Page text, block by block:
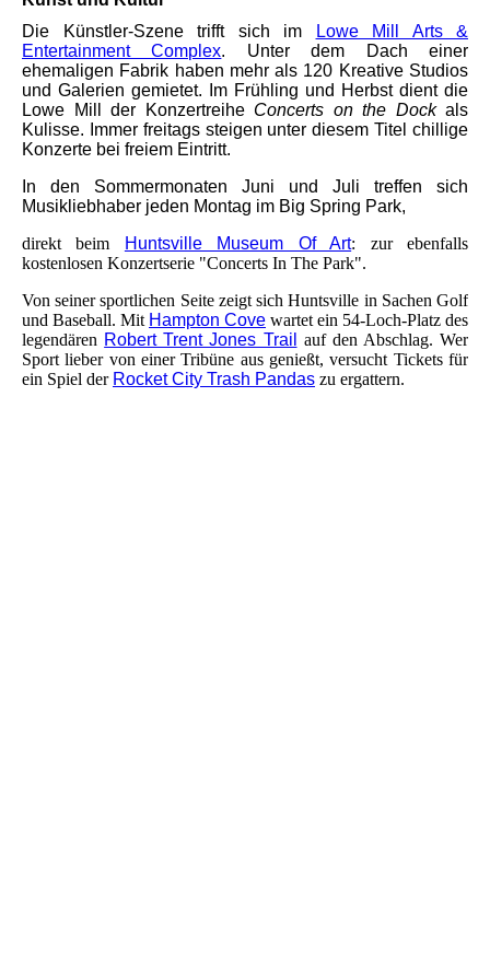
Die Künstler-Szene trifft sich im
Lowe Mill Arts &
Entertainment Complex. Unter dem Dach einer
ehemaligen Fabrik haben mehr als 120 Kreative Studios
und Galerien gemietet. Im Frühling und Herbst dient die
Lowe Mill der Konzertreihe Concerts on the Dockals
Kulisse. Immer freitags steigen unter diesem Titel chillige
Konzerte bei freiem Eintritt.
In den Sommermonaten Juni und Juli treffen sich
Musikliebhaber jeden Montag im Big Spring Park,
direkt beim
Huntsville Museum Of Art: zur ebenfalls
kostenlosen Konzertserie "Concerts In The Park".
Von seiner sportlichen Seite zeigt sich Huntsville in Sachen Golf
und Baseball. Mit Hampton Cove wartet ein 54-Loch-Platz des
legendären Robert Trent Jones Trail
auf den Abschlag. Wer
Sport lieber von einer Tribüne aus genießt, versucht Tickets für
ein Spiel der Rocket City Trash Pandas zu ergattern.